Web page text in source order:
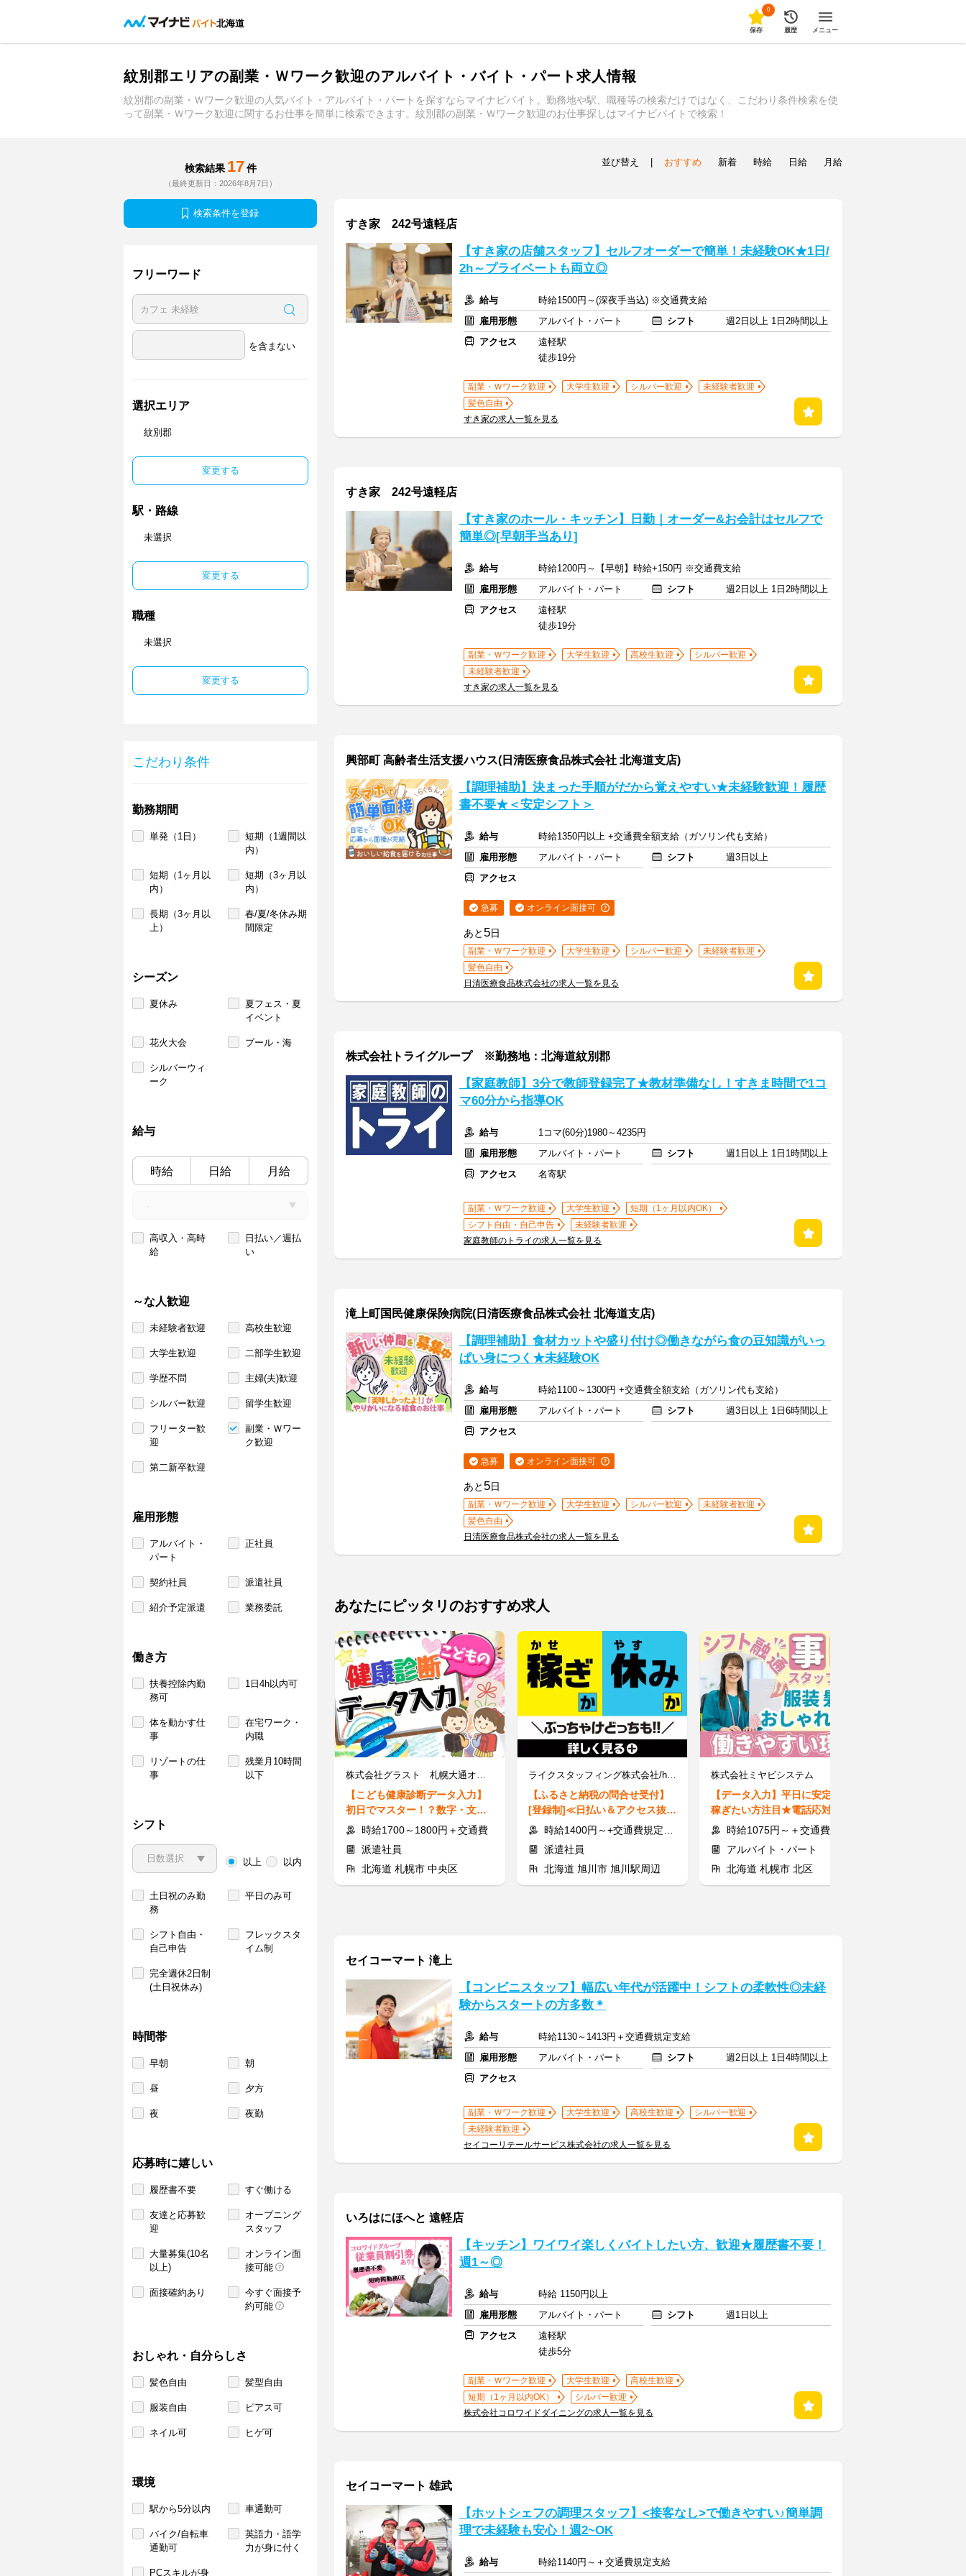
北海道
0
保存 履歴 メニュー
紋別郡エリアの副業・Ｗワーク歓迎のアルバイト・バイト・パート求人情報
紋別郡の副業・Ｗワーク歓迎の人気バイト・アルバイト・パートを探すならマイナビバイト。勤務地や駅、職種等の検索だけではなく、こだわり条件検索を使
って副業・Ｗワーク歓迎に関するお仕事を簡単に検索できます。紋別郡の副業・Ｗワーク歓迎のお仕事探しはマイナビバイトで検索！
検索結果 17 件
（最終更新日：2026年8月7日）
検索条件を登録
フリーワード
を含まない
選択エリア
紋別郡
変更する
駅・路線
未選択
変更する
職種
未選択
変更する
こだわり条件
勤務期間
単発（1日）
短期（1週間以
内）
短期（1ヶ月以
内）
短期（3ヶ月以
内）
長期（3ヶ月以
上）
春/夏/冬休み期
間限定
シーズン
夏休み
夏フェス・夏
イベント
花火大会 プール・海
シルバーウィ
ーク
給与
時給 日給 月給
高収入・高時
給
日払い／週払
い
～な人歓迎
未経験者歓迎 高校生歓迎
大学生歓迎 二部学生歓迎
学歴不問 主婦(夫)歓迎
シルバー歓迎 留学生歓迎
フリーター歓
迎
副業・Ｗワー
ク歓迎
第二新卒歓迎
雇用形態
アルバイト・
パート
正社員
契約社員 派遣社員
紹介予定派遣 業務委託
働き方
扶養控除内勤
務可
1日4h以内可
体を動かす仕
事
在宅ワーク・
内職
リゾートの仕
事
残業月10時間
以下
シフト
以上 以内
土日祝のみ勤
務
平日のみ可
シフト自由・
自己申告
フレックスタ
イム制
完全週休2日制
(土日祝休み)
時間帯
早朝 朝
昼 夕方
夜 夜勤
応募時に嬉しい
履歴書不要 すぐ働ける
友達と応募歓
迎
オープニング
スタッフ
大量募集(10名
以上)
オンライン面
接可能
面接確約あり
今すぐ面接予
約可能
おしゃれ・自分らしさ
髪色自由 髪型自由
服装自由 ピアス可
ネイル可 ヒゲ可
環境
駅から5分以内 車通勤可
バイク/自転車
通勤可
英語力・語学
力が身に付く
PCスキルが身
並び替え おすすめ 新着 時給 日給 月給
すき家 242号遠軽店
【すき家の店舗スタッフ】セルフオーダーで簡単！未経験OK★1日/
2h～プライベートも両立◎
給与
時給1500円～(深夜手当込) ※交通費支給
雇用形態
アルバイト・パート シフト
週2日以上 1日2時間以上
アクセス
遠軽駅
徒歩19分
副業・Ｗワーク歓迎 大学生歓迎 シルバー歓迎
未経験者歓迎
髪色自由
すき家の求人一覧を見る
すき家 242号遠軽店
【すき家のホール・キッチン】日勤｜オーダー&お会計はセルフで
簡単◎[早朝手当あり]
給与
時給1200円～【早朝】時給+150円 ※交通費支給
雇用形態
アルバイト・パート シフト
週2日以上 1日2時間以上
アクセス
遠軽駅
徒歩19分
副業・Ｗワーク歓迎 大学生歓迎 高校生歓迎
シルバー歓迎
未経験者歓迎
すき家の求人一覧を見る
興部町 高齢者生活支援ハウス(日清医療食品株式会社 北海道支店)
【調理補助】決まった手順がだから覚えやすい★未経験歓迎！履歴
書不要★＜安定シフト＞
給与
時給1350円以上 +交通費全額支給（ガソリン代も支給）
雇用形態
アルバイト・パート シフト
週3日以上
アクセス
急募 オンライン面接可
あと 5日
副業・Ｗワーク歓迎 大学生歓迎 シルバー歓迎
未経験者歓迎
髪色自由
日清医療食品株式会社の求人一覧を見る
株式会社トライグループ ※勤務地：北海道紋別郡
【家庭教師】3分で教師登録完了★教材準備なし！すきま時間で1コ
マ60分から指導OK
給与
1コマ(60分)1980～4235円
雇用形態
アルバイト・パート シフト
週1日以上 1日1時間以上
アクセス
名寄駅
副業・Ｗワーク歓迎 大学生歓迎
短期（1ヶ月以内OK）
シフト自由・自己申告
未経験者歓迎
家庭教師のトライの求人一覧を見る
滝上町国民健康保険病院(日清医療食品株式会社 北海道支店)
【調理補助】食材カットや盛り付け◎働きながら食の豆知識がいっ
ぱい身につく★未経験OK
給与
時給1100～1300円 +交通費全額支給（ガソリン代も支給）
雇用形態
アルバイト・パート シフト
週3日以上 1日6時間以上
アクセス
急募 オンライン面接可
あと 5日
副業・Ｗワーク歓迎 大学生歓迎 シルバー歓迎
未経験者歓迎
髪色自由
日清医療食品株式会社の求人一覧を見る
あなたにピッタリのおすすめ求人
株式会社グラスト 札幌大通オフィス/odr(こども健康診断データ入力)
【こども健康診断データ入力】
初日でマスター！？数字・文字
を入力するだけ／週1日3h～OK
時給1700～1800円＋交通費
派遣社員
北海道 札幌市 中央区
ライクスタッフィング株式会社/hkd0402aa
【ふるさと納税の問合せ受付】
[登録制]≪日払い＆アクセス抜群
≫人気の官公庁案件◎
時給1400円～+交通費規定支給
派遣社員
北海道 旭川市 旭川駅周辺
株式会社ミヤビシステム
【データ入力】平日に安定して
稼ぎたい方注目★電話応対・接
客なし！PC操作が出来ればOK
時給1075円～＋交通費規定支給
アルバイト・パート
北海道 札幌市 北区
セイコーマート 滝上
【コンビニスタッフ】幅広い年代が活躍中！シフトの柔軟性◎未経
験からスタートの方多数＊
給与
時給1130～1413円＋交通費規定支給
雇用形態
アルバイト・パート シフト
週2日以上 1日4時間以上
アクセス
副業・Ｗワーク歓迎 大学生歓迎 高校生歓迎
シルバー歓迎
未経験者歓迎
セイコーリテールサービス株式会社の求人一覧を見る
いろはにほへと 遠軽店
【キッチン】ワイワイ楽しくバイトしたい方、歓迎★履歴書不要！
週1～◎
給与
時給 1150円以上
雇用形態
アルバイト・パート シフト
週1日以上
アクセス
遠軽駅
徒歩5分
副業・Ｗワーク歓迎 大学生歓迎
高校生歓迎
短期（1ヶ月以内OK）
シルバー歓迎
株式会社コロワイドダイニングの求人一覧を見る
セイコーマート 雄武
【ホットシェフの調理スタッフ】<接客なし>で働きやすい♪簡単調
理で未経験も安心！週2~OK
給与 時給1140円～＋交通費規定支給